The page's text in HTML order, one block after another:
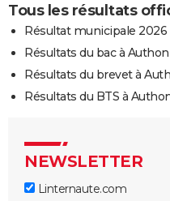
Tous les résultats
Résultat municipale 2026
Résultats du bac à Authon
Résultats du brevet à
Résultats du BTS à
NEWSLETTER
Linternaute.com